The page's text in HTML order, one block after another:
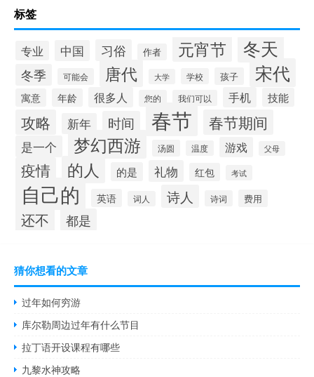
标签
专业 中国 习俗 作者 元宵节 冬天
冬季 可能会 唐代 大学 学校 孩子 宋代
寓意 年龄 很多人 您的 我们可以 手机 技能
攻略 新年 时间 春节 春节期间
是一个 梦幻西游 汤圆 温度 游戏 父母
疫情 的人 的是 礼物 红包 考试
自己的 英语 词人 诗人 诗词 费用
还不 都是
猜你想看的文章
过年如何穷游
库尔勒周边过年有什么节目
拉丁语开设课程有哪些
九黎水神攻略